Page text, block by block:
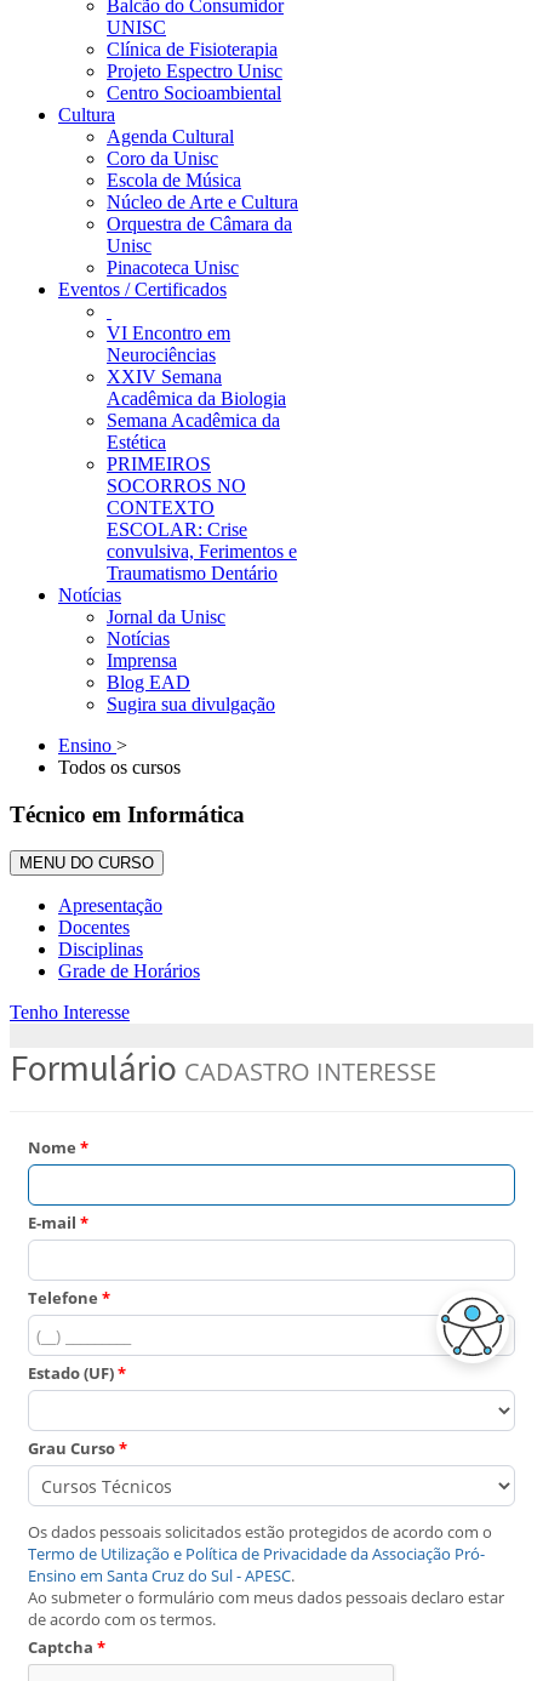
Balcão do Consumidor
UNISC
Clínica de Fisioterapia
Projeto Espectro Unisc
Centro Socioambiental
Cultura
Agenda Cultural
Coro da Unisc
Escola de Música
Núcleo de Arte e Cultura
Orquestra de Câmara da
Unisc
Pinacoteca Unisc
Eventos / Certificados
VI Encontro em
Neurociências
XXIV Semana
Acadêmica da Biologia
Semana Acadêmica da
Estética
PRIMEIROS
SOCORROS NO
CONTEXTO
ESCOLAR: Crise
convulsiva, Ferimentos e
Traumatismo Dentário
Notícias
Jornal da Unisc
Notícias
Imprensa
Blog EAD
Sugira sua divulgação
Ensino >
Todos os cursos
Técnico em Informática
MENU DO CURSO
Apresentação
Docentes
Disciplinas
Grade de Horários
Tenho Interesse